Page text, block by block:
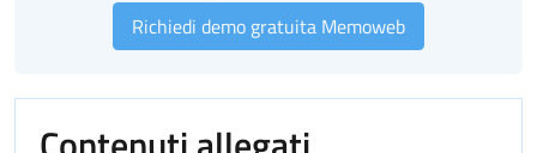
Richiedi demo gratuita Memoweb